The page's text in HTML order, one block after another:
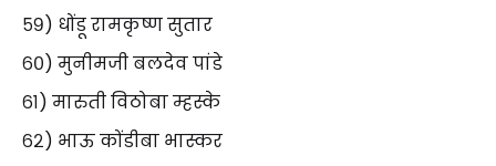
५९) धोंडू रामकृष्ण सुतार
६०) मुनीमजी बलदेव पांडे
६१) मारुती विठोबा म्हस्के
६२) भाऊ कोंडीबा भास्कर